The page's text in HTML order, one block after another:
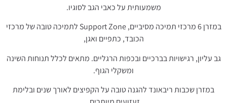
משמעותית על כאבי הגב לסוגיו.
במזרן 6 מרכזי תמיכה מסיביים, Support Zone לתמיכה טובה של מרכזי
הכובד, כתפיים ואגן,
גב עליון, רגישויות בברכיים ובכפות הרגליים. מתאים לכלל תנוחות השינה
ומשקלי הגוף.
במזרן שכבות ריבאונד להגנה טובה על הקפיצים לאורך שנים ובלימת